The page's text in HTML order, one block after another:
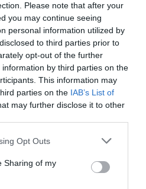
Please note that after your
you may continue seeing
personal information utilized by
to third parties prior to
opt-out of the further
by third parties on the
This information may
parties on the IAB’s List of
may further disclose it to other
app uses one or more Google
behaviour. You may click to
and its third-party tags to
Opt Outs
Sharing of my
Off After The First